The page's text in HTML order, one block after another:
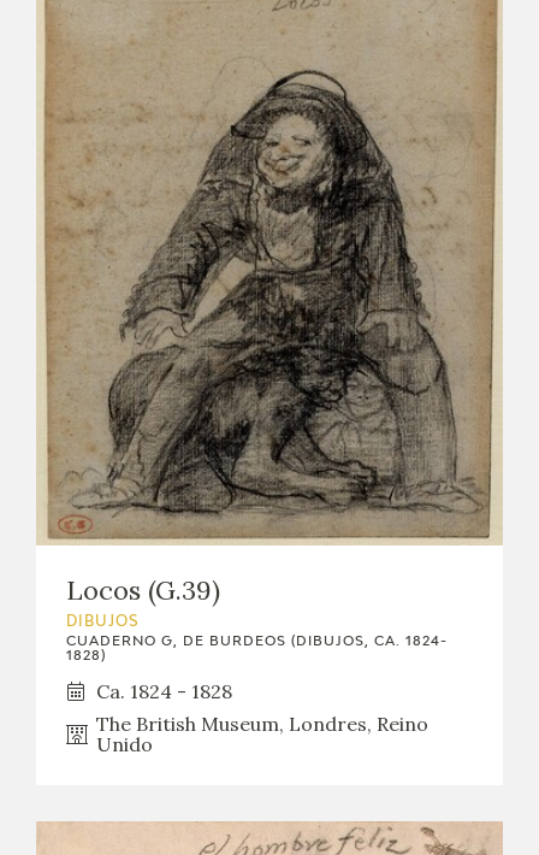
Locos (G.39)
DIBUJOS
CUADERNO G, DE BURDEOS (DIBUJOS, CA. 1824-
1828)
Ca. 1824 - 1828
The British Museum, Londres, Reino
Unido